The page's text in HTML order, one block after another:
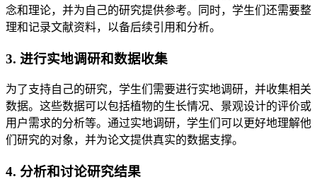
念和理论，并为自己的研究提供参考。同时，学生们还需要整
理和记录文献资料，以备后续引用和分析。
3. 进行实地调研和数据收集
为了支持自己的研究，学生们需要进行实地调研，并收集相关
数据。这些数据可以包括植物的生长情况、景观设计的评价或
用户需求的分析等。通过实地调研，学生们可以更好地理解他
们研究的对象，并为论文提供真实的数据支撑。
4. 分析和讨论研究结果